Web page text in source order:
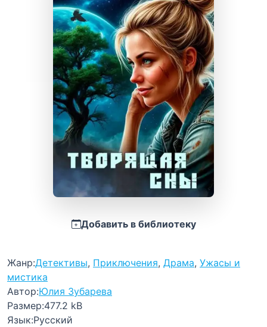
Добавить в библиотеку
Жанр:Детективы, Приключения, Драма, Ужасы и
мистика
Автор:Юлия Зубарева
Размер:477.2 kB
Язык:Русский